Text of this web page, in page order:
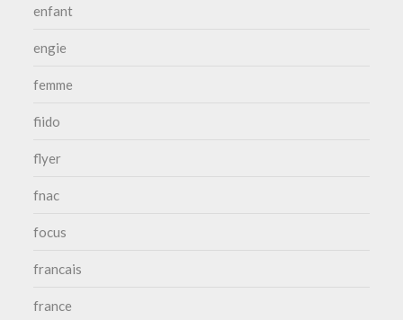
enfant
engie
femme
fiido
flyer
fnac
focus
francais
france